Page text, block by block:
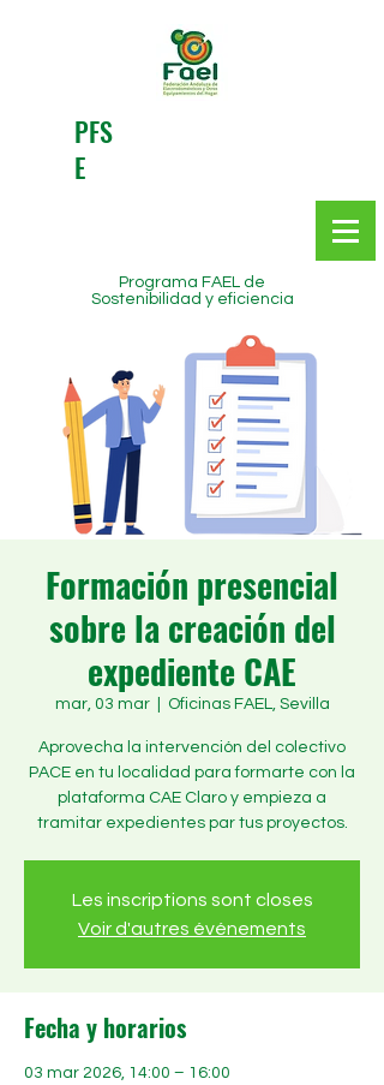
PFS
E
Programa FAEL de
Sostenibilidad y eficiencia
Formación presencial
sobre la creación del
expediente CAE
mar, 03 mar
  |
Oficinas FAEL, Sevilla
Aprovecha la intervención del colectivo
PACE en tu localidad para formarte con la
plataforma CAE Claro y empieza a
tramitar expedientes par tus proyectos.
Les inscriptions sont closes
Voir d'autres événements
Fecha y horarios
03 mar 2026, 14:00 – 16:00